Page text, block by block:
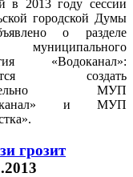
в 2013 году сессии
городской Думы
о разделе
муниципального
«Водоканал»:
создать
МУП
и МУП
грозит